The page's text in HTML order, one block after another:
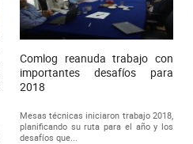
Comlog reanuda trabajo con
importantes desafíos para
2018
Mesas técnicas iniciaron trabajo 2018,
planificando su ruta para el año y los
desafíos que...